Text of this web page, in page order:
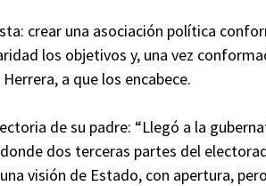
crear una asociación política
los objetivos y, una vez
a que los encabece.
de su padre: “Llegó a la
dos terceras partes del
visión de Estado, con apertura,